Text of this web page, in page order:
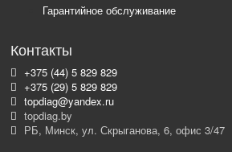
Гарантийное обслуживание
Контакты
+375 (44) 5 829 829
+375 (29) 5 829 829
topdiag@yandex.ru
topdiag.by
РБ, Минск, ул. Скрыганова, 6, офис 3/47